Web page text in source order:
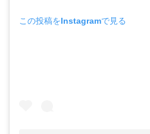
この投稿をInstagramで見る